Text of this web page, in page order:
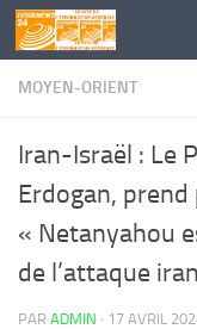
Skip to content
MOYEN-ORIENT
Iran-Israël : Le
Erdogan,
« Netanyahou
de l’attaque
PAR ADMIN · 17 AVRIL